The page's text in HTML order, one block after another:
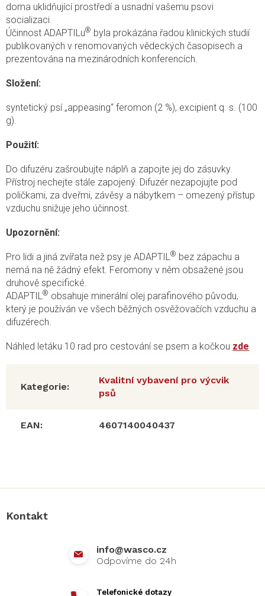
doma uklidňující prostředí a usnadní vašemu psovi
socializaci.
Účinnost ADAPTILu® byla prokázána řadou klinických studií
publikovaných v renomovaných vědeckých časopisech a
prezentována na mezinárodních konferencích.
Složení:
syntetický psí „appeasing“ feromon (2 %), excipient q. s. (100
g).
Použití:
Do difuzéru zašroubujte náplň a zapojte jej do zásuvky.
Přístroj nechejte stále zapojený. Difuzér nezapojujte pod
poličkami, za dveřmi, závěsy a nábytkem – omezený přístup
vzduchu snižuje jeho účinnost.
Upozornění:
Pro lidi a jiná zvířata než psy je ADAPTIL® bez zápachu a
nemá na ně žádný efekt. Feromony v něm obsažené jsou
druhově specifické.
ADAPTIL® obsahuje minerální olej parafinového původu,
který je používán ve všech běžných osvěžovačích vzduchu a
difuzérech.
Náhled letáku 10 rad pro cestování se psem a kočkou zde
Kategorie:
Kvalitní vybavení pro výcvik
psů
EAN: 4607140040437
Kontakt
info@wasco.cz